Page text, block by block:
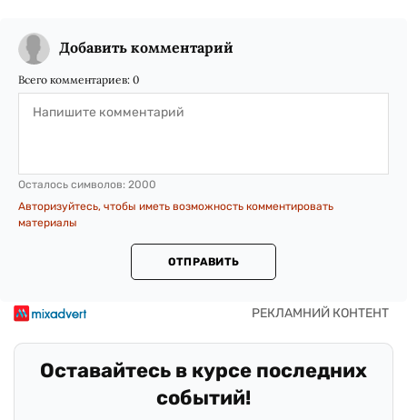
Добавить комментарий
Всего комментариев: 0
Осталось символов: 2000
Авторизуйтесь, чтобы иметь возможность комментировать
материалы
ОТПРАВИТЬ
Оставайтесь в курсе последних
событий!